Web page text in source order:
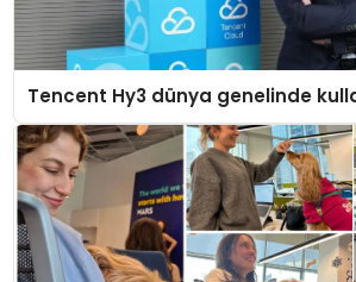
Tencent Hy3 dünya genelinde